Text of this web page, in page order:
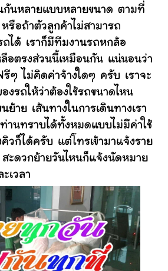
นกันหลายแบบหลายขนาด ตามที่
รือถ้าตัวลูกค้าไม่สามารถ
ถได้ เราก็มีทีมงานรถหกล้อ
ลือตรงส่วนนี้เหมือนกัน แน่นอนว่า
รีๆ ไม่คิดค่าจ้างใดๆ ครับ เราจะ
งรถให้ว่าต้องใช้รถขนาดไหน
ย้าย เส้นทางในการเดินทางเรา
านทราบได้ทั้งหมดแบบไม่มีค่าใช้
วก็ได้ครับ แต่โทรเข้ามาแจ้งราย
สะดวกย้ายวันไหนก็แจ้งนัดหมาย
เวลา